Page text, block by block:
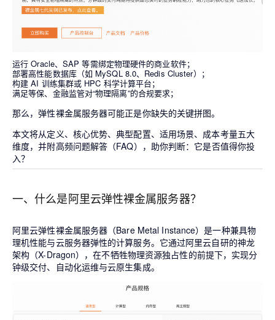
运行 Oracle、SAP 等需绑定物理硬件的商业软件；
部署高性能数据库（如 MySQL 8.0、Redis Cluster）；
构建 AI 训练集群或 HPC 科学计算平台；
满足等保、金融监管对“物理隔离”的合规要求；
那么，弹性裸金属服务器可能正是你缺失的关键拼图。
本文将从定义、核心优势、典型配置、适用场景、成本考量五大
维度，并附高频问题解答（FAQ），助你判断： 它是否值得你投
入？
一、什么是阿里云弹性裸金属服务器？
阿里云弹性裸金属服务器 （Bare Metal Instance）是一种兼具物
理机性能与云服务器弹性的计算服务。它通过阿里云自研的神龙
架构 （X-Dragon），在不牺牲物理资源独占性的前提下，实现分
钟级交付、自动化运维与云原生集成。